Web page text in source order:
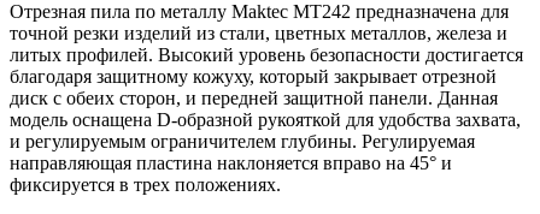
Отрезная пила по металлу Maktec MT242 предназначена для
точной резки изделий из стали, цветных металлов, железа и
литых профилей. Высокий уровень безопасности достигается
благодаря защитному кожуху, который закрывает отрезной
диск с обеих сторон, и передней защитной панели. Данная
модель оснащена D-образной рукояткой для удобства захвата,
и регулируемым ограничителем глубины. Регулируемая
направляющая пластина наклоняется вправо на 45° и
фиксируется в трех положениях.